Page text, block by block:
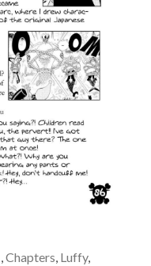
,Chapters, Luffy,